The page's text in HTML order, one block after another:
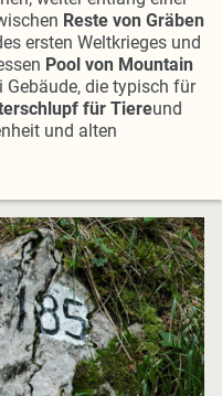
Reste von Gräben
ersten Weltkrieges und
Pool von Mountain
Gebäude, die typisch für
für Tiereund
und alten